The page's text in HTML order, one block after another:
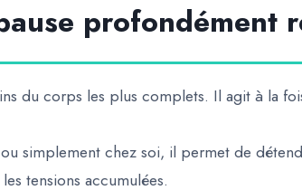
profondément
du corps les plus complets. Il agit à la
simplement chez soi, il permet de
tensions accumulées.